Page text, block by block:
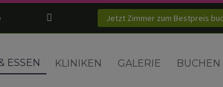
Jetzt Zimmer zum Bestpreis
ESSEN KLINIKEN GALERIE BUCHEN